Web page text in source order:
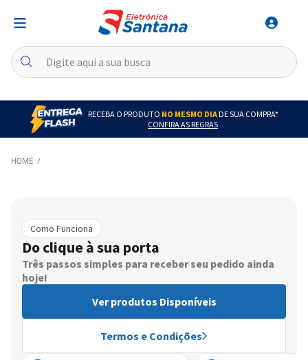
RECEBA O PRODUTO NO MESMO DIADE SUA COMPRA*
CONFIRA AS REGRAS
Como Funciona
Do clique à sua porta
Três passos simples para receber seu pedido ainda
hoje!
Ver produtos Disponíveis
Termos e Condições